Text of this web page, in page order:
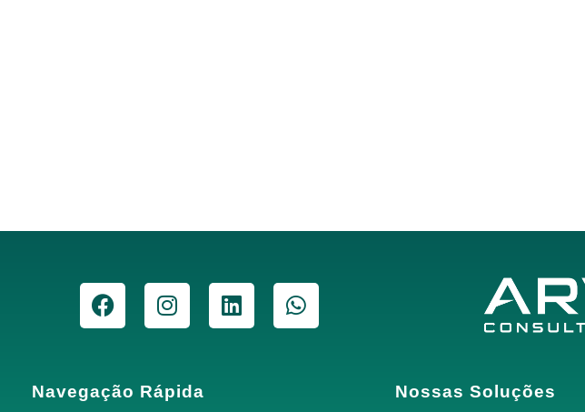
Navegação Rápida Nossas Soluções